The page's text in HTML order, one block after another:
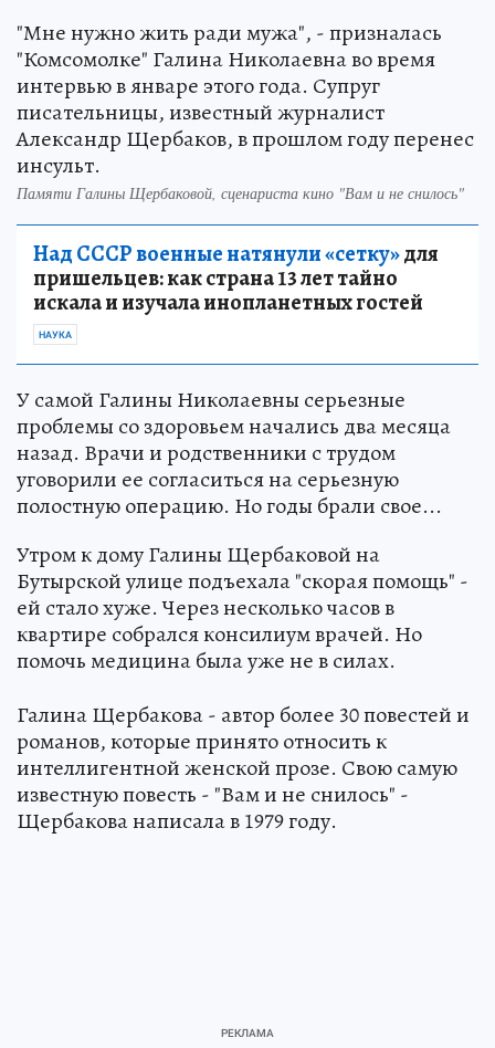
"Мне нужно жить ради мужа", - призналась
"Комсомолке" Галина Николаевна во время
интервью в январе этого года. Супруг
писательницы, известный журналист
Александр Щербаков, в прошлом году перенес
инсульт.
Памяти Галины Щербаковой, сценариста кино "Вам и не снилось"
Над СССР военные натянули «сетку»для
пришельцев: как страна 13 лет тайно
искала и изучала инопланетных гостей
НАУКА
У самой Галины Николаевны серьезные
проблемы со здоровьем начались два месяца
назад. Врачи и родственники с трудом
уговорили ее согласиться на серьезную
полостную операцию. Но годы брали свое...
Утром к дому Галины Щербаковой на
Бутырской улице подъехала "скорая помощь" -
ей стало хуже. Через несколько часов в
квартире собрался консилиум врачей. Но
помочь медицина была уже не в силах.
Галина Щербакова - автор более 30 повестей и
романов, которые принято относить к
интеллигентной женской прозе. Свою самую
известную повесть - "Вам и не снилось" -
Щербакова написала в 1979 году.